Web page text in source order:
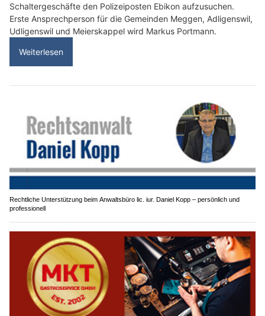
Schaltergeschäfte den Polizeiposten Ebikon aufzusuchen.
Erste Ansprechperson für die Gemeinden Meggen, Adligenswil,
Udligenswil und Meierskappel wird Markus Portmann.
Weiterlesen
Rechtliche Unterstützung beim Anwaltsbüro lic. iur. Daniel Kopp – persönlich und
professionell